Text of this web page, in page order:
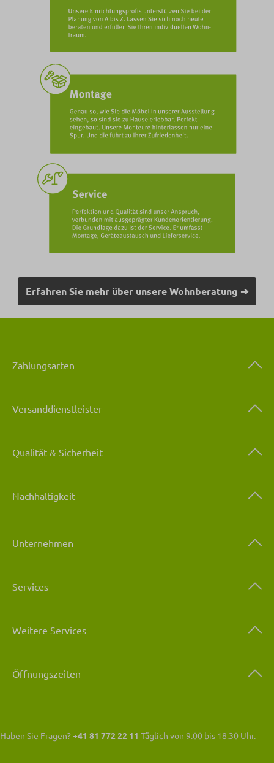
Erfahren Sie mehr über unsere Wohnberatung ➔
Zahlungsarten
Versanddienstleister
Qualität & Sicherheit
Nachhaltigkeit
Unternehmen
Services
Weitere Services
Öffnungszeiten
Haben Sie Fragen?+41 81 772 22 11 Täglich von 9.00 bis 18.30 Uhr.